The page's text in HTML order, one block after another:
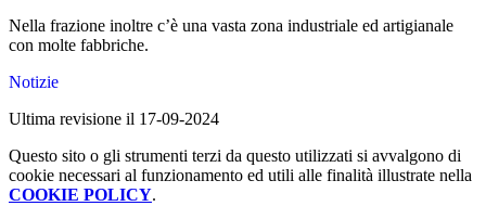
Nella frazione inoltre c’è una vasta zona industriale ed artigianale
con molte fabbriche.
Notizie
Ultima revisione il 17-09-2024
Questo sito o gli strumenti terzi da questo utilizzati si avvalgono di
cookie necessari al funzionamento ed utili alle finalità illustrate nella
COOKIE POLICY.